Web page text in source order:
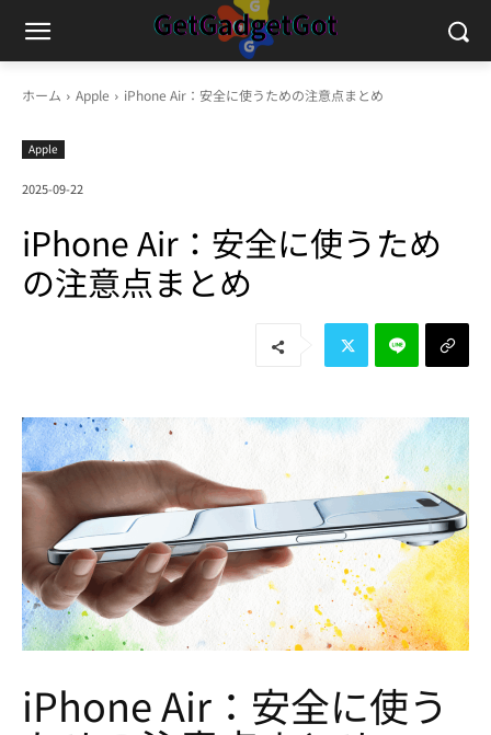
ホーム Apple iPhone Air：安全に使うための注意点まとめ
Apple
2025-09-22
iPhone Air：安全に使うため
の注意点まとめ
iPhone Air：安全に使う